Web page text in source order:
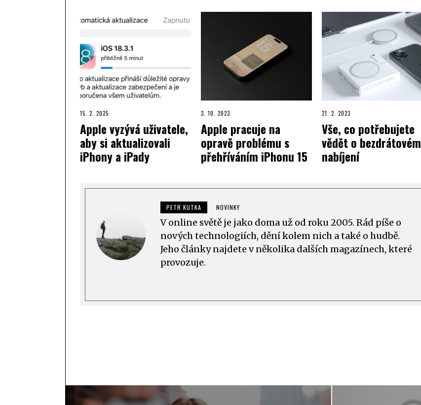
15. 2. 2025
Apple vyzývá uživatele,
aby si aktualizovali
iPhony a iPady
3. 10. 2023
Apple pracuje na
opravě problému s
přehříváním iPhonu 15
21. 2. 2023
Vše, co potřebujete
vědět o bezdrátovém
nabíjení
PETR KUTKA NOVINKY
V online světě je jako doma už od roku 2005. Rád píše o
nových technologiích, dění kolem nich a také o hudbě.
Jeho články najdete v několika dalších magazínech, které
provozuje.